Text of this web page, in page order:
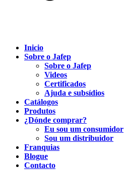
Inicio
Sobre o Jafep
Sobre o Jafep
Videos
Certificados
Ajuda e subsídios
Catálogos
Produtos
¿Dónde comprar?
Eu sou um consumidor
Sou um distribuidor
Franquias
Blogue
Contacto